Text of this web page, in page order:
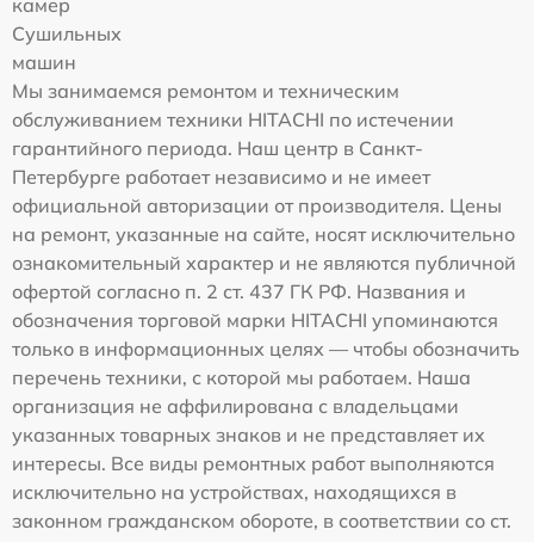
Сушильных
машин
Мы занимаемся ремонтом и техническим
обслуживанием техники HITACHI по истечении
гарантийного периода. Наш центр в Санкт-
Петербурге работает независимо и не имеет
официальной авторизации от производителя. Цены
на ремонт, указанные на сайте, носят исключительно
ознакомительный характер и не являются публичной
офертой согласно п. 2 ст. 437 ГК РФ. Названия и
обозначения торговой марки HITACHI упоминаются
только в информационных целях — чтобы обозначить
перечень техники, с которой мы работаем. Наша
организация не аффилирована с владельцами
указанных товарных знаков и не представляет их
интересы. Все виды ремонтных работ выполняются
исключительно на устройствах, находящихся в
законном гражданском обороте, в соответствии со ст.